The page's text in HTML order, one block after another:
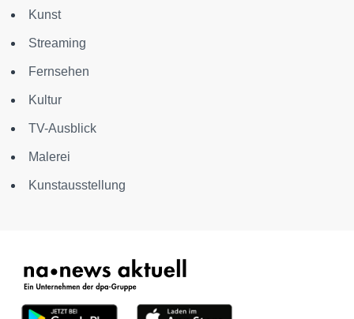
Kunst
Streaming
Fernsehen
Kultur
TV-Ausblick
Malerei
Kunstausstellung